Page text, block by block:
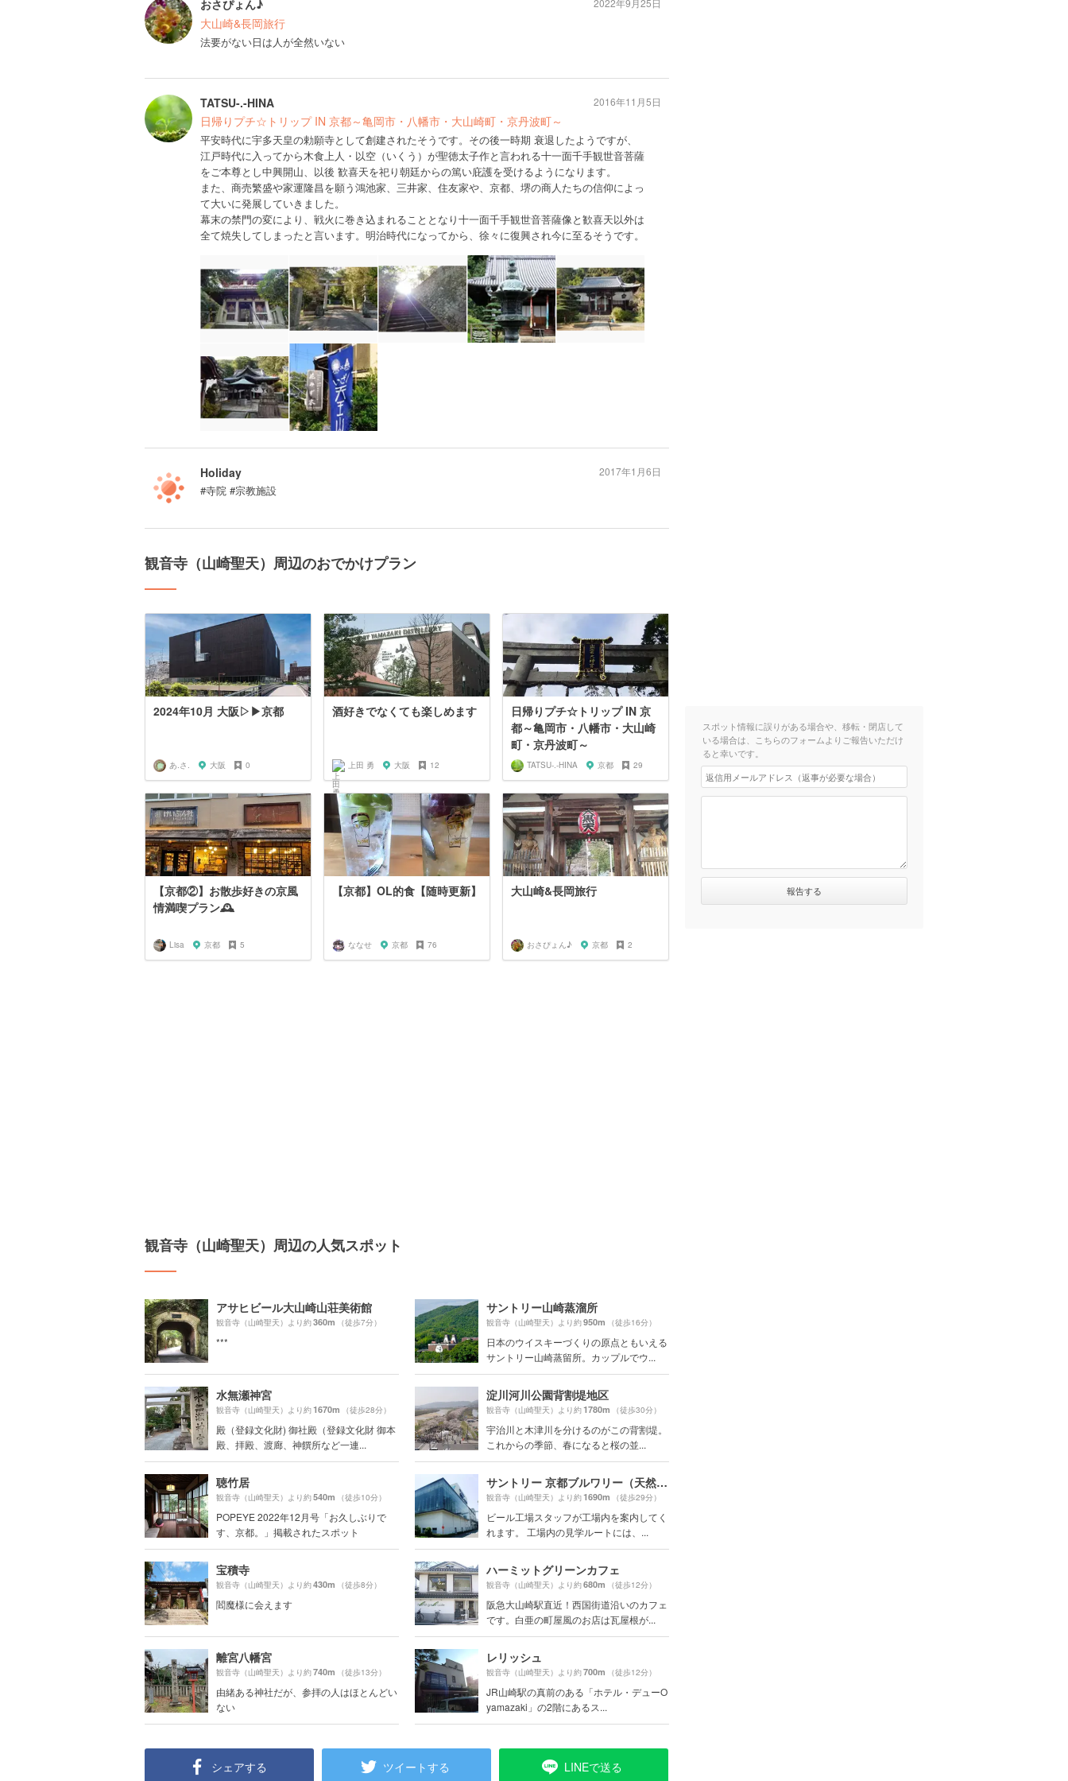
おさぴょん♪
大山崎&長岡旅行
法要がない日は人が全然いない
2022年9月25日
TATSU-.-HINA
日帰りプチ☆トリップ IN 京都～亀岡市・八幡市・大山崎町・京丹波町～
平安時代に宇多天皇の勅願寺として創建されたそうです。その後一時期 衰退したようですが、
江戸時代に入ってから木食上人・以空（いくう）が聖徳太子作と言われる十一面千手観世音菩薩
をご本尊とし中興開山、以後 歓喜天を祀り朝廷からの篤い庇護を受けるようになります。
また、商売繁盛や家運隆昌を願う鴻池家、三井家、住友家や、京都、堺の商人たちの信仰によっ
て大いに発展していきました。
幕末の禁門の変により、戦火に巻き込まれることとなり十一面千手観世音菩薩像と歓喜天以外は
全て焼失してしまったと言います。明治時代になってから、徐々に復興され今に至るそうです。
2016年11月5日
Holiday
#寺院 #宗教施設
2017年1月6日
観音寺（山崎聖天）周辺のおでかけプラン
2024年10月 大阪▷▶京都
あ.さ. 大阪 0
酒好きでなくても楽しめます
上田 勇 大阪 12
日帰りプチ☆トリップ IN 京
都～亀岡市・八幡市・大山崎
町・京丹波町～
TATSU-.-HINA 京都 29
【京都②】お散歩好きの京風
情満喫プラン🕰️
Lisa 京都 5
【京都】OL的食【随時更新】
ななせ 京都 76
大山崎&長岡旅行
おさぴょん♪ 京都 2
観音寺（山崎聖天）周辺の人気スポット
アサヒビール大山崎山荘美術館
観音寺（山崎聖天）より約360m （徒歩7分）
***
サントリー山崎蒸溜所
観音寺（山崎聖天）より約950m （徒歩16分）
日本のウイスキーづくりの原点ともいえる
サントリー山崎蒸留所。カップルでウ...
水無瀬神宮
観音寺（山崎聖天）より約1670m （徒歩28分）
殿（登録文化財) 御社殿（登録文化財 御本
殿、拝殿、渡廊、神饌所など一連...
淀川河川公園背割堤地区
観音寺（山崎聖天）より約1780m （徒歩30分）
宇治川と木津川を分けるのがこの背割堤。
これからの季節、春になると桜の並...
聴竹居
観音寺（山崎聖天）より約540m （徒歩10分）
POPEYE 2022年12月号「お久しぶりで
す、京都。」掲載されたスポット
サントリー 京都ブルワリー（天然水のビール工場）
観音寺（山崎聖天）より約1690m （徒歩29分）
ビール工場スタッフが工場内を案内してく
れます。 工場内の見学ルートには、...
宝積寺
観音寺（山崎聖天）より約430m （徒歩8分）
閻魔様に会えます
ハーミットグリーンカフェ
観音寺（山崎聖天）より約680m （徒歩12分）
阪急大山崎駅直近！西国街道沿いのカフェ
です。白亜の町屋風のお店は瓦屋根が...
離宮八幡宮
観音寺（山崎聖天）より約740m （徒歩13分）
由緒ある神社だが、参拝の人はほとんどい
ない
レリッシュ
観音寺（山崎聖天）より約700m （徒歩12分）
JR山崎駅の真前のある「ホテル・デューO
yamazaki」の2階にあるス...
シェアする ツイートする LINEで送る
スポット情報に誤りがある場合や、移転・閉店して
いる場合は、こちらのフォームよりご報告いただけ
ると幸いです。